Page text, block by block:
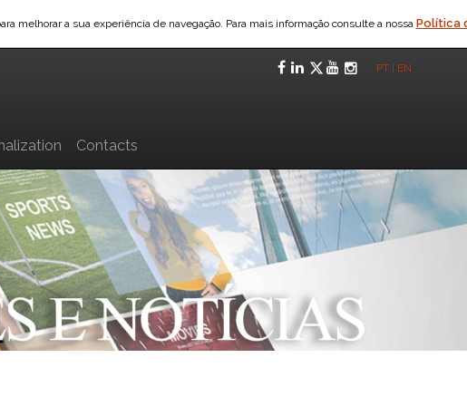
melhorar a sua experiência de navegação. Para mais informação consulte a nossa Política
Facebook
LinkedIn
Twitter
YouTube
PT EN
Contacts